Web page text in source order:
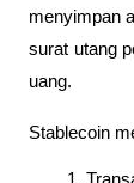
menyimpan
surat utang
uang.
Stablecoin